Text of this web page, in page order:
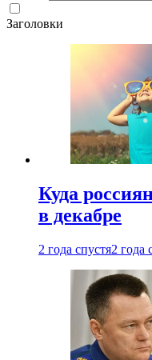
Заголовки
Куда
в декабре
2 года спустя2 года